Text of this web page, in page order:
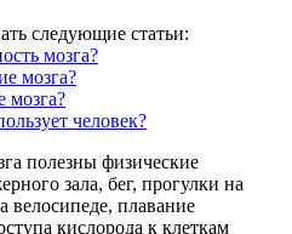
следующие статьи:
мозга?
мозга?
мозга?
человек?
полезны физические
зала, бег, прогулки на
велосипеде, плавание
кислорода к клеткам